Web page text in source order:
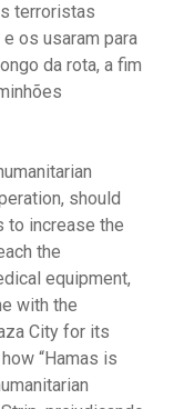
terroristas
os usaram para
da rota, a fim
should
to increase the
the
equipment,
with the
City for its
“Hamas is